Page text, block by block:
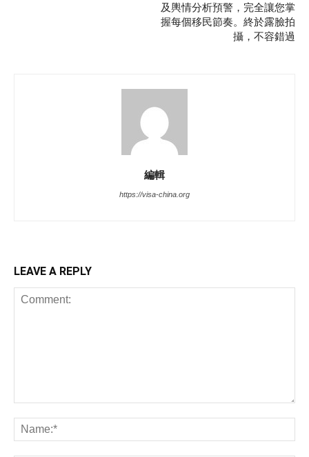
及輿情分析預警，完全讓您掌
握每個移民節奏。終於露臉拍
攝，不容錯過
編輯
https://visa-china.org
LEAVE A REPLY